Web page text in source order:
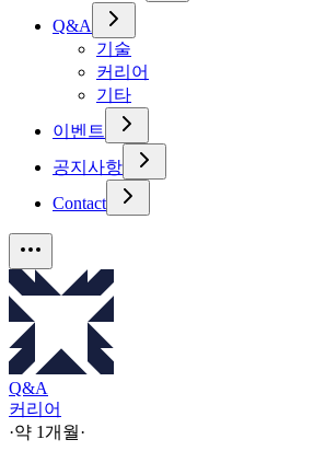
Q&A
기술
커리어
기타
이벤트
공지사항
Contact
Q&A
커리어
·약 1개월·